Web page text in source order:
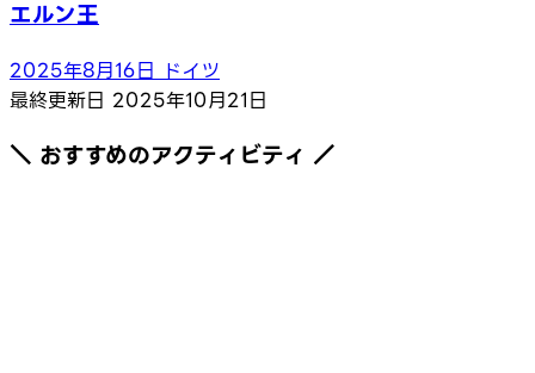
エルン王
2025年8月16日 ドイツ
最終更新日 2025年10月21日
＼ おすすめのアクティビティ ／